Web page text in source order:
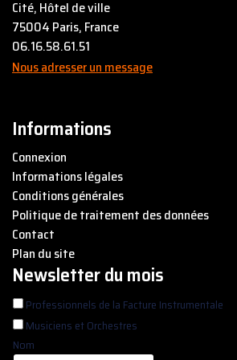
Cité, Hôtel de ville
75004 Paris, France
06.16.58.61.51
Nous adresser un message
Informations
Connexion
Informations légales
Conditions générales
Politique de traitement des données
Contact
Plan du site
Newsletter du mois
Professionnels de la Facture Instrumentale
Musiciens et Orchestres
Nom